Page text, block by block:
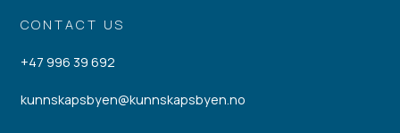
CONTACT US
+47 996 39 692
kunnskapsbyen@kunnskapsbyen.no